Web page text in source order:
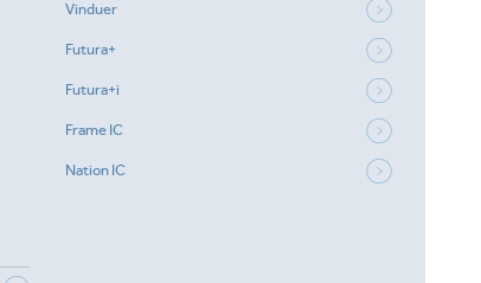
Vinduer
Futura+
Futura+i
Frame IC
Nation IC